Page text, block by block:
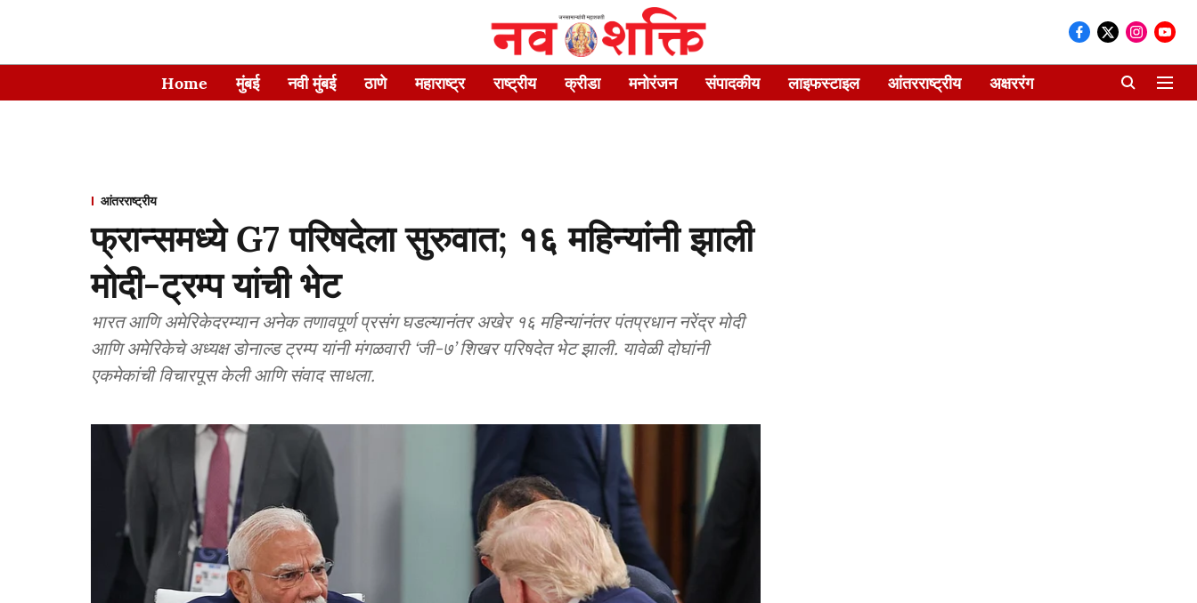
Home मुंबई नवी मुंबई ठाणे महाराष्ट्र राष्ट्रीय क्रीडा मनोरंजन संपादकीय लाइफस्टाइल आंतरराष्ट्रीय अक्षररंग
आंतरराष्ट्रीय
फ्रान्समध्ये G7 परिषदेला सुरुवात; १६ महिन्यांनी झाली
मोदी-ट्रम्प यांची भेट
भारत आणि अमेरिकेदरम्यान अनेक तणावपूर्ण प्रसंग घडल्यानंतर अखेर १६ महिन्यांनंतर पंतप्रधान नरेंद्र मोदी
आणि अमेरिकेचे अध्यक्ष डोनाल्ड ट्रम्प यांनी मंगळवारी ‘जी-७’ शिखर परिषदेत भेट झाली. यावेळी दोघांनी
एकमेकांची विचारपूस केली आणि संवाद साधला.